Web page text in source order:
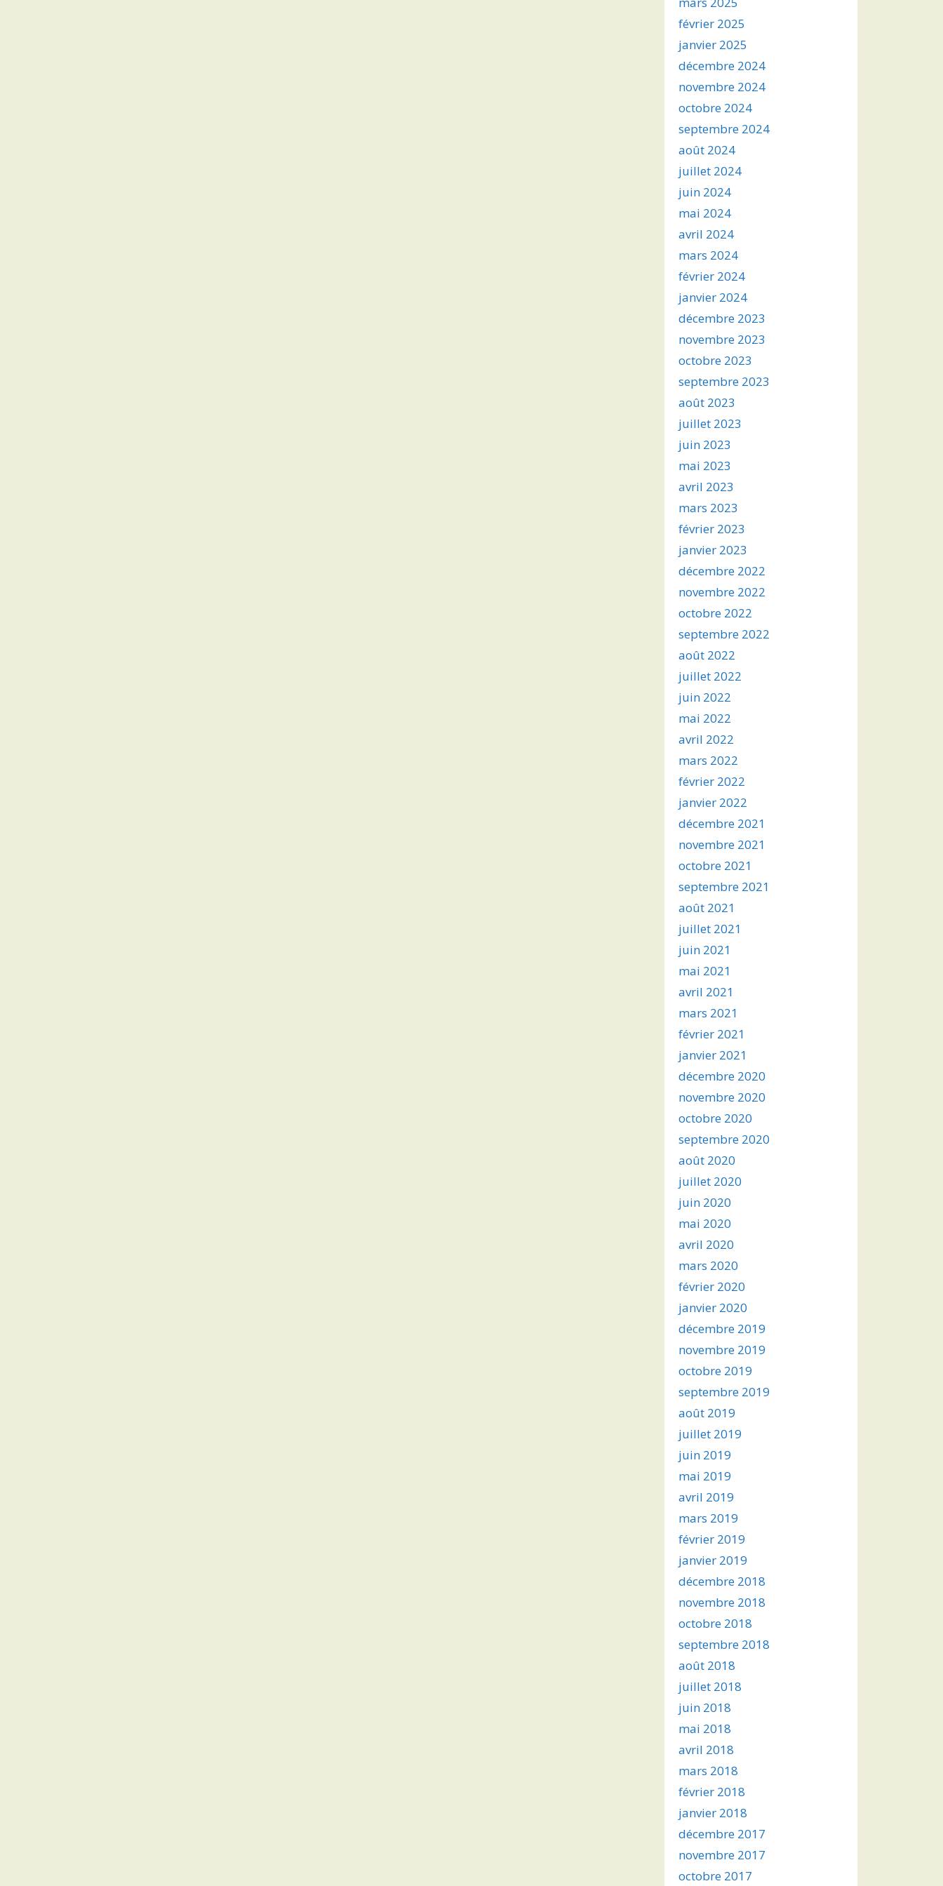
février 2025
janvier 2025
décembre 2024
novembre 2024
octobre 2024
septembre 2024
août 2024
juillet 2024
juin 2024
mai 2024
avril 2024
mars 2024
février 2024
janvier 2024
décembre 2023
novembre 2023
octobre 2023
septembre 2023
août 2023
juillet 2023
juin 2023
mai 2023
avril 2023
mars 2023
février 2023
janvier 2023
décembre 2022
novembre 2022
octobre 2022
septembre 2022
août 2022
juillet 2022
juin 2022
mai 2022
avril 2022
mars 2022
février 2022
janvier 2022
décembre 2021
novembre 2021
octobre 2021
septembre 2021
août 2021
juillet 2021
juin 2021
mai 2021
avril 2021
mars 2021
février 2021
janvier 2021
décembre 2020
novembre 2020
octobre 2020
septembre 2020
août 2020
juillet 2020
juin 2020
mai 2020
avril 2020
mars 2020
février 2020
janvier 2020
décembre 2019
novembre 2019
octobre 2019
septembre 2019
août 2019
juillet 2019
juin 2019
mai 2019
avril 2019
mars 2019
février 2019
janvier 2019
décembre 2018
novembre 2018
octobre 2018
septembre 2018
août 2018
juillet 2018
juin 2018
mai 2018
avril 2018
mars 2018
février 2018
janvier 2018
décembre 2017
novembre 2017
octobre 2017